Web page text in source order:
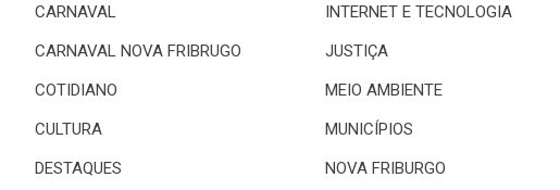
CARNAVAL
CARNAVAL NOVA FRIBRUGO
COTIDIANO
CULTURA
DESTAQUES
INTERNET E TECNOLOGIA
JUSTIÇA
MEIO AMBIENTE
MUNICÍPIOS
NOVA FRIBURGO